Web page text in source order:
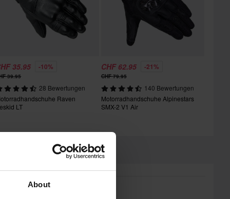
About
35.95 -10%
39.95
28 Bewertungen
Raven
LT
CHF 62.95 -21%
CHF 79.95
140 Bewertungen
Motorradhandschuhe Alpinestars
SMX-2 V1 Air